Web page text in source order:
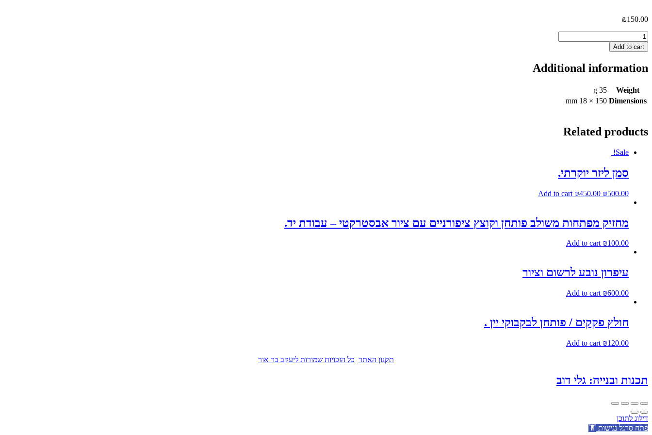
₪150.00
פותחן
בקבוקים
אלגנטי
ידית
עבודת
יד.
Add to cart
Additional information
Weight
35 g
Dimensions
150 × 18 mm
Related products
Sale!
סמן ליזר יוקרתי.
₪500.00
₪450.00
Add to cart
מחזיק מפתחות משולב פותחן וקוצץ ציפורניים עם ציור אבסטרקטי – עבודת יד.
₪100.00
Add to cart
עיפרון נובע לרשום וציור
₪600.00
Add to cart
חולץ פקקים / פותחן לבקבוקי יין .
₪120.00
Add to cart
תקנון האתר כל הזכויות שמורות ליעקב בר אור
תכנות ובנייה: גלי דוב
דילוג לתוכן
פתח סרגל נגישות